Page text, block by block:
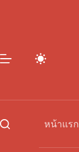
หน้าแรก